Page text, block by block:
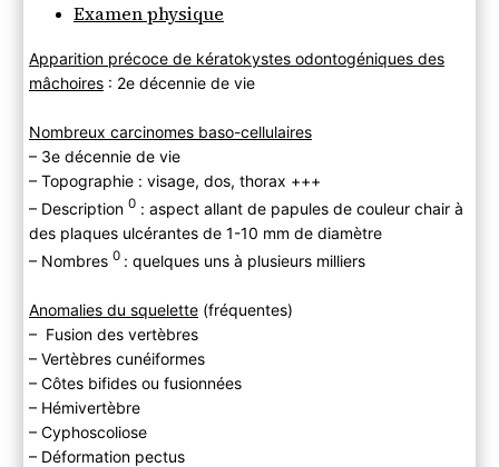
Examen physique
Apparition précoce de kératokystes odontogéniques des
mâchoires: 2e décennie de vie
Nombreux carcinomes baso-cellulaires
– 3e décennie de vie
– Topographie : visage, dos, thorax +++
– Description 0: aspect allant de papules de couleur chair à
des plaques ulcérantes de 1-10 mm de diamètre
– Nombres 0 : quelques uns à plusieurs milliers
Anomalies du squelette(fréquentes)
– Fusion des vertèbres
– Vertèbres cunéiformes
– Côtes bifides ou fusionnées
– Hémivertèbre
– Cyphoscoliose
– Déformation pectus